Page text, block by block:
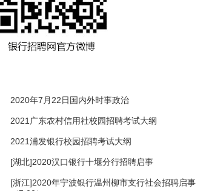
2020年7月22日国内外时事政治
2021广东农村信用社校园招聘考试大纲
2021浦发银行校园招聘考试大纲
[湖北]2020汉口银行十堰分行招聘启事
[浙江]2020年宁波银行温州柳市支行社会招聘启事